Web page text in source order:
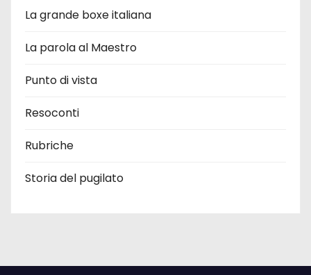
La grande boxe italiana
La parola al Maestro
Punto di vista
Resoconti
Rubriche
Storia del pugilato